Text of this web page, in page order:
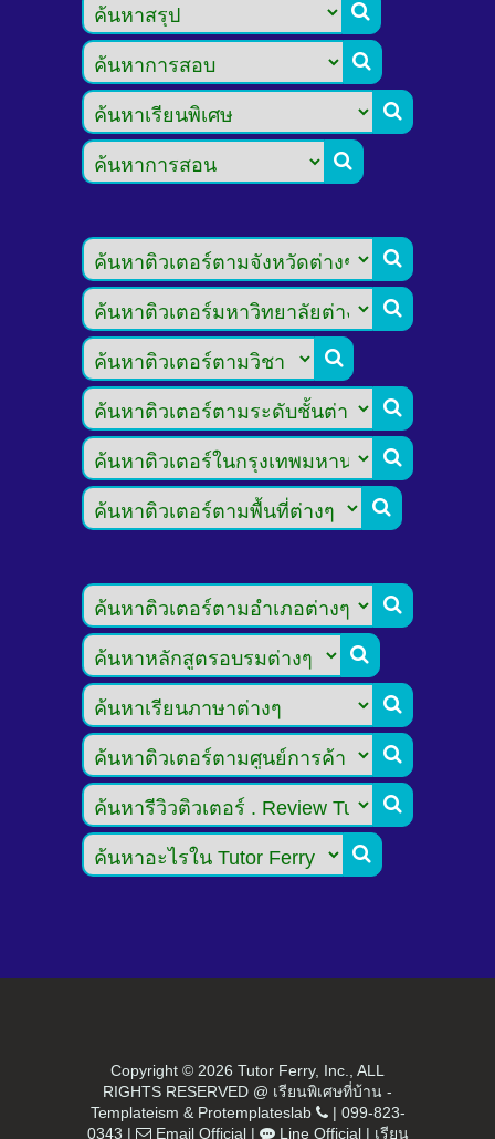
















Copyright © 2026 Tutor Ferry, Inc., ALL
RIGHTS RESERVED @ เรียนพิเศษที่บ้าน -
Templateism & Protemplateslab | 099-823-
0343 | Email Official| Line Official| เรียน